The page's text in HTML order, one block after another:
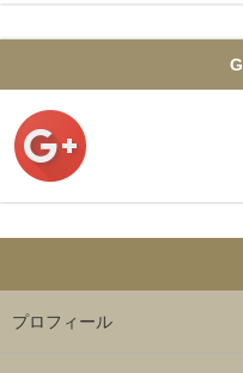
プロフィール